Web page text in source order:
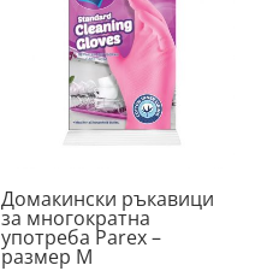
Домакински ръкавици
за многократна
употреба Parex –
размер M